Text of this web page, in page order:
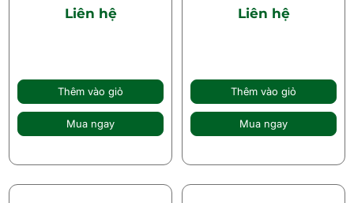
NON
Liên hệ
Thêm vào giỏ
Mua ngay
CÂY
Liên hệ
Thêm vào giỏ
Mua ngay